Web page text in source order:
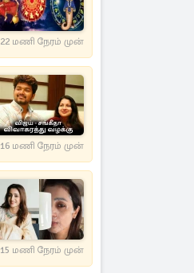
22 மணி நேரம் முன்
16 மணி நேரம் முன்
15 மணி நேரம் முன்